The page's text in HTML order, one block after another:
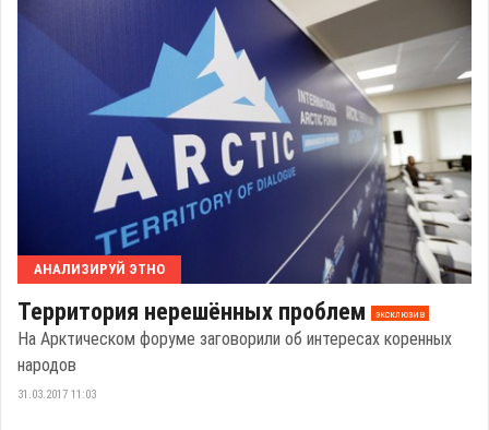
АНАЛИЗИРУЙ ЭТНО
Территория нерешённых проблем эксклюзив
На Арктическом форуме заговорили об интересах коренных
народов
31.03.2017 11:03